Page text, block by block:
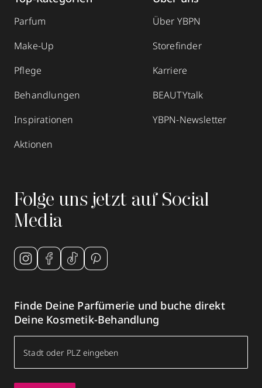
Parfum
Make-Up
Pflege
Behandlungen
Inspirationen
Aktionen
Über YBPN
Storefinder
Karriere
BEAUTYtalk
YBPN-Newsletter
Folge uns jetzt auf Social
Media
Finde Deine Parfümerie und buche direkt
Deine Kosmetik-Behandlung